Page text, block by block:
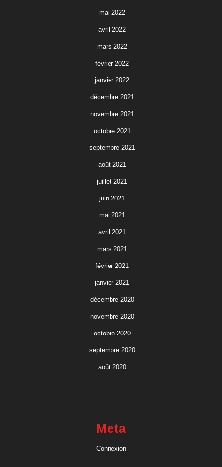
mai 2022
avril 2022
mars 2022
février 2022
janvier 2022
décembre 2021
novembre 2021
octobre 2021
septembre 2021
août 2021
juillet 2021
juin 2021
mai 2021
avril 2021
mars 2021
février 2021
janvier 2021
décembre 2020
novembre 2020
octobre 2020
septembre 2020
août 2020
Meta
Connexion